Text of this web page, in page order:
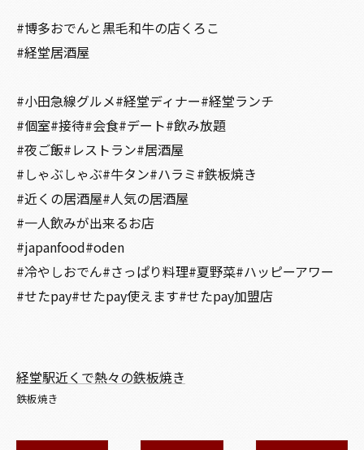
#博多おでんと黒毛和牛の店くろこ
#経堂居酒屋
#小田急線グルメ#経堂ディナー#経堂ランチ
#個室#接待#会食#デート#飲み放題
#夜ご飯#レストラン#居酒屋
#しゃぶしゃぶ#牛タン#ハラミ#鉄板焼き
#近くの居酒屋#人気の居酒屋
#一人飲みが出来るお店
#japanfood#oden
#冷やしおでん#さっぱり料理#夏野菜#ハッピーアワー
#せたpay#せたpay使えます#せたpay加盟店
経堂駅近くで熱々の鉄板焼き
鉄板焼き